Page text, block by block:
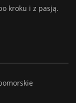
kroku i z pasją.